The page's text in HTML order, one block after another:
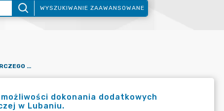
WYSZUKIWANIE ZAAWANSOWANE
INFORMACJA KOMISARZA WYBORCZEGO W JELENIEJ GÓRZE II O MOŻLIWOŚCI DOKONANIA DODATKOWYCH ZGŁOSZEŃ KANDYDATÓW DO SKŁADU GMINNEJ KOMISJI WYBORCZEJ W LUBANIU.
dokonania dodatkowych
w Lubaniu.